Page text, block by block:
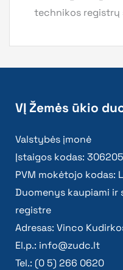
technikos registrų
VĮ Žemės ūkio
Valstybės įmonė
Įstaigos kodas:
PVM mokėtojo kodas:
Duomenys kaupiami ir
registre
Adresas: Vinco
El.p.: info@zudc.lt
Tel.: (0 5) 266 0620